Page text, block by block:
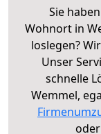
Sie
Wohnort in
loslegen?
Unser
schnelle
Wemmel,
oder